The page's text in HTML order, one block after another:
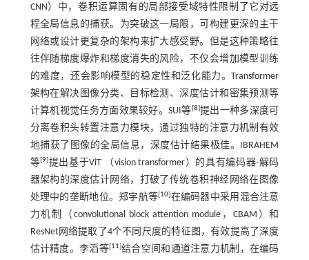
CNN）中，卷积运算固有的局部接受域特性限制了它对远
程全局信息的捕获。为突破这一局限，可构建更深的主干
网络或设计更复杂的架构来扩大感受野。但是这种策略往
往伴随梯度爆炸和梯度消失的风险，不仅会增加模型训练
的难度，还会影响模型的稳定性和泛化能力。Transformer
架构在解决图像分类、目标检测、深度估计和密集预测等
计算机视觉任务方面效果较好。SUI等[8]提出一种多深度可
分离卷积头转置注意力模块，通过独特的注意力机制有效
地捕获了图像的全局信息，深度估计结果极佳。IBRAHEM
等[9]提出基于ViT （vision transformer）的具有编码器-解码
器架构的深度估计网络，打破了传统卷积神经网络在图像
处理中的垄断地位。郑宇航等[10]在编码器中采用混合注意
力机制（convolutional block attention module，CBAM）和
ResNet网络提取了4个不同尺度的特征图，有效提高了深度
估计精度。李滔等[11]结合空间和通道注意力机制，在编码